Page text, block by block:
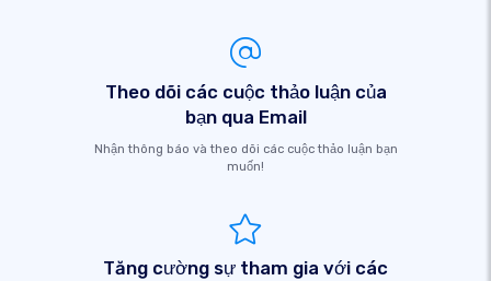
Theo dõi các cuộc thảo luận của
bạn qua Email
Nhận thông báo và theo dõi các cuộc thảo luận bạn
muốn!
Tăng cường sự tham gia với các